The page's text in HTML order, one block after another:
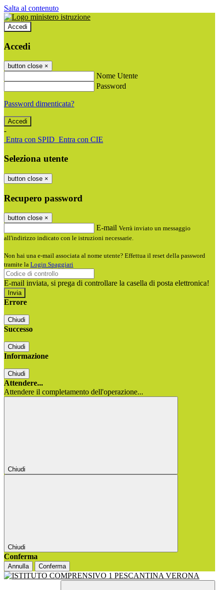
Salta al contenuto
Accedi
Accedi
button close ×
Nome Utente
Password
Password dimenticata?
-
Entra con SPID Entra con CIE
Seleziona utente
button close ×
Recupero password
button close ×
E-mail Verrà inviato un messaggio
all'indirizzo indicato con le istruzioni necessarie.
Non hai una e-mail associata al nome utente? Effettua il reset della password
tramite la Login Spaggiari
E-mail inviata, si prega di controllare la casella di posta elettronica!
Errore
Chiudi
Successo
Chiudi
Informazione
Chiudi
Attendere...
Attendere il completamento dell'operazione...
Chiudi
Chiudi
Conferma
Annulla Conferma